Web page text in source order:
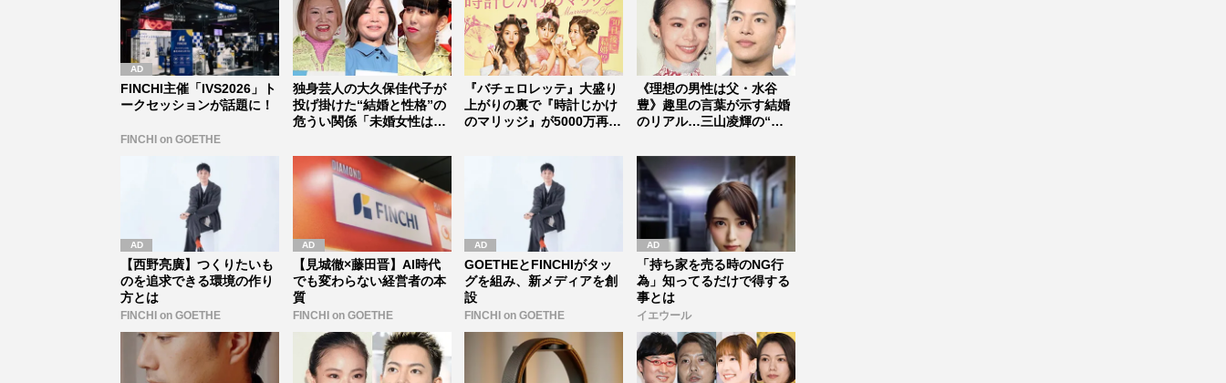
FINCHI主催「IVS2026」ト
ークセッションが話題に！
FINCHI on GOETHE
独身芸人の大久保佳代子が
投げ掛けた“結婚と性格”の
危うい関係「未婚女性は性
『バチェロレッテ』大盛り
上がりの裏で『時計じかけ
のマリッジ』が5000万再
《理想の男性は父・水谷
豊》趣里の言葉が示す結婚
のリアル…三山凌輝の“密
【西野亮廣】つくりたいも
のを追求できる環境の作り
方とは
FINCHI on GOETHE
【見城徹×藤田晋】AI時代
でも変わらない経営者の本
質
FINCHI on GOETHE
GOETHEとFINCHIがタッ
グを組み、新メディアを創
設
FINCHI on GOETHE
「持ち家を売る時のNG行
為」知ってるだけで得する
事とは
イエウール